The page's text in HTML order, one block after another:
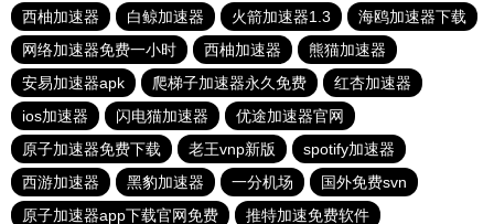
西柚加速器
白鲸加速器 火箭加速器1.3
海鸥加速器下载
网络加速器免费一小时
西柚加速器
熊猫加速器
安易加速器apk
爬梯子加速器永久免费
红杏加速器
ios加速器
闪电猫加速器
优途加速器官网
原子加速器免费下载
老王vnp新版
spotify加速器
西游加速器
黑豹加速器 一分机场
国外免费svn
原子加速器app下载官网免费
推特加速免费软件